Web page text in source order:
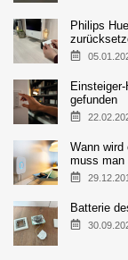
Philips
gefunden
Wann wird
muss man
Batterie